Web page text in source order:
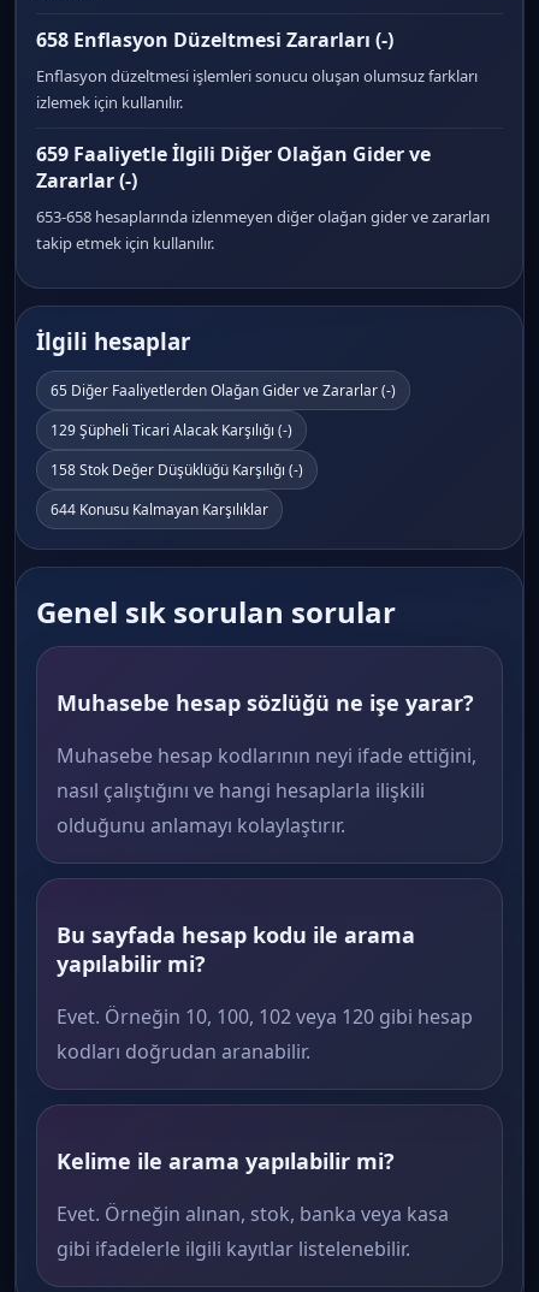
658 Enflasyon Düzeltmesi Zararları (-)
Enflasyon düzeltmesi işlemleri sonucu oluşan olumsuz farkları
izlemek için kullanılır.
659 Faaliyetle İlgili Diğer Olağan Gider ve
Zararlar (-)
653-658 hesaplarında izlenmeyen diğer olağan gider ve zararları
takip etmek için kullanılır.
İlgili hesaplar
65 Diğer Faaliyetlerden Olağan Gider ve Zararlar (-)
129 Şüpheli Ticari Alacak Karşılığı (-)
158 Stok Değer Düşüklüğü Karşılığı (-)
644 Konusu Kalmayan Karşılıklar
Genel sık sorulan sorular
Muhasebe hesap sözlüğü ne işe yarar?
Muhasebe hesap kodlarının neyi ifade ettiğini,
nasıl çalıştığını ve hangi hesaplarla ilişkili
olduğunu anlamayı kolaylaştırır.
Bu sayfada hesap kodu ile arama
yapılabilir mi?
Evet. Örneğin 10, 100, 102 veya 120 gibi hesap
kodları doğrudan aranabilir.
Kelime ile arama yapılabilir mi?
Evet. Örneğin alınan, stok, banka veya kasa
gibi ifadelerle ilgili kayıtlar listelenebilir.